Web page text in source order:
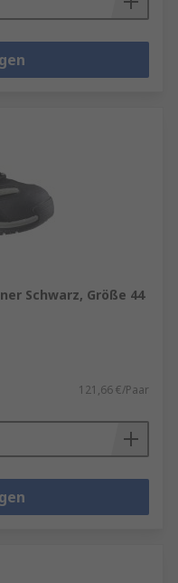
Schwarz, Größe 44
121,66 €/Paar